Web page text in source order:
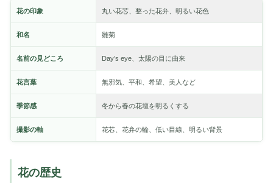
花の印象 丸い花芯、整った花弁、明るい花色
和名 雛菊
名前の見どころ Day’s eye、太陽の目に由来
花言葉 無邪気、平和、希望、美人など
季節感 冬から春の花壇を明るくする
撮影の軸 花芯、花弁の輪、低い目線、明るい背景
花の歴史